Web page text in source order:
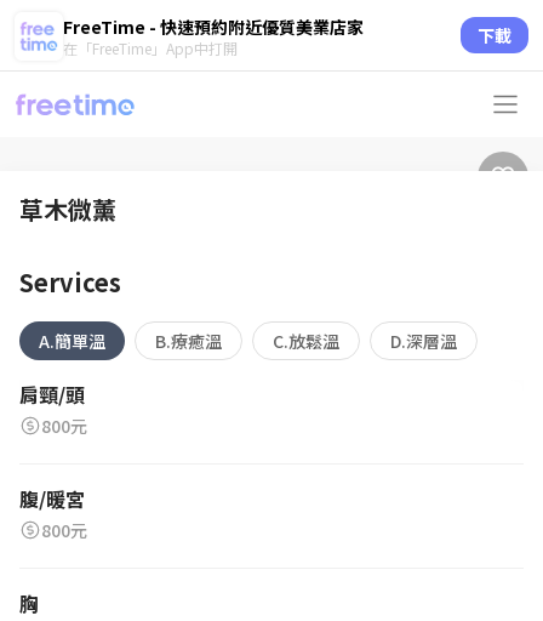
FreeTime - 快速預約附近優質美業店家
在「FreeTime」App中打開 下載
草木微薰
Services
A.簡單溫 B.療癒溫 C.放鬆溫 D.深層溫
肩頸/頭
800元
腹/暖宮
800元
胸